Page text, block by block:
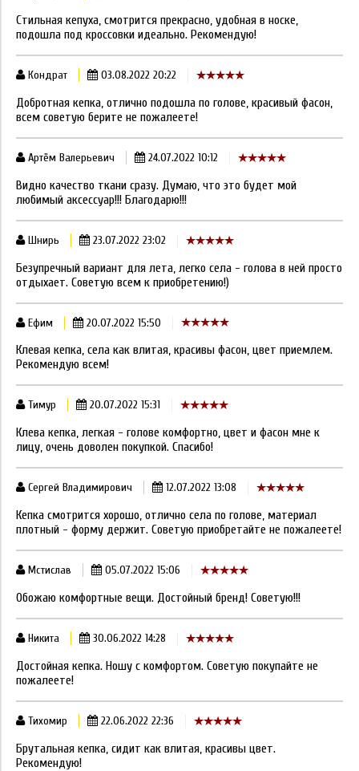
Стильная кепуха, смотрится прекрасно, удобная в носке,
подошла под кроссовки идеально. Рекомендую!
Кондрат 03.08.2022 20:22
Добротная кепка, отлично подошла по голове, красивый фасон,
всем советую берите не пожалеете!
Артём Валерьевич 24.07.2022 10:12
Видно качество ткани сразу. Думаю, что это будет мой
любимый аксессуар!!! Благодарю!!!
Шнирь 23.07.2022 23:02
Безупречный вариант для лета, легко села - голова в ней просто
отдыхает. Советую всем к приобретению!)
Ефим 20.07.2022 15:50
Клевая кепка, села как влитая, красивы фасон, цвет приемлем.
Рекомендую всем!
Тимур 20.07.2022 15:31
Клева кепка, легкая - голове комфортно, цвет и фасон мне к
лицу, очень доволен покупкой. Спасибо!
Сергей Владимирович 12.07.2022 13:08
Кепка смотрится хорошо, отлично села по голове, материал
плотный - форму держит. Советую приобретайте не пожалеете!
Мстислав 05.07.2022 15:06
Обожаю комфортные вещи. Достойный бренд! Советую!!!
Никита 30.06.2022 14:28
Достойная кепка. Ношу с комфортом. Советую покупайте не
пожалеете!
Тихомир 22.06.2022 22:36
Брутальная кепка, сидит как влитая, красивы цвет.
Рекомендую!